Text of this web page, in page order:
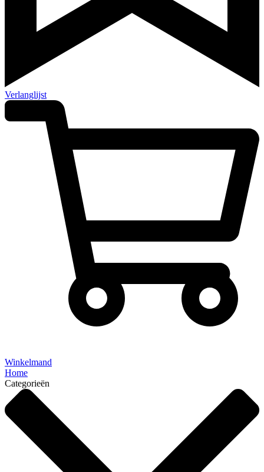
Verlanglijst
Winkelmand
Home
Categorieën